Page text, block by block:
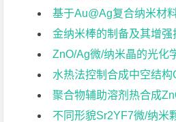
基于Au@Ag复合纳米材料的表
金纳米棒的制备及其增
ZnO/Ag微/纳米晶的光化学合
水热法控制合成中空结构CeVO4
聚合物辅助溶剂热合成ZnO纳米材料及其
不同形貌Sr2YF7微/纳米